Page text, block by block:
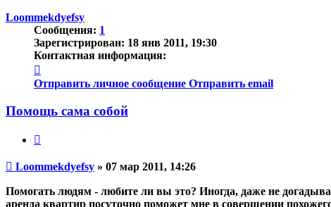
Loommekdyefsy
Сообщения: 1
Зарегистрирован: 18 янв 2011, 19:30
Контактная информация:
информация
пользователя
Loommekdyefsy
Отправить личное сообщение Отправить email
Помощь сама собой
Непрочитанное
Loommekdyefsy » 07 мар 2011, 14:26
Помогать людям - любите ли вы это? Иногда, даже не
аренда квартир посуточно поможет мне в совершении